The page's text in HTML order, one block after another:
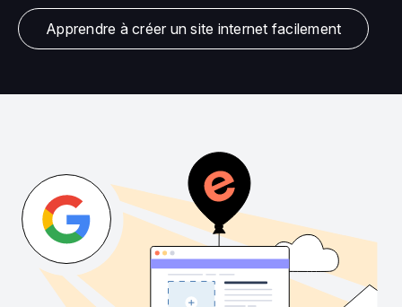
Apprendre à créer un site internet facilement